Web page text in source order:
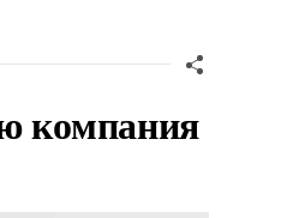
компания